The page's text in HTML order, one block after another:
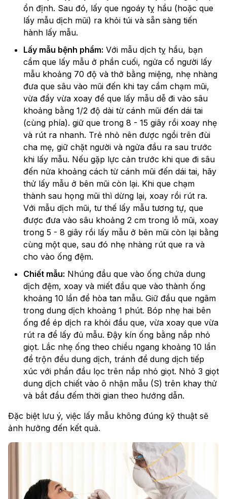
ổn định. Sau đó, lấy que ngoáy tỵ hầu (hoặc que
lấy mẫu dịch mũi) ra khỏi túi và sẵn sàng tiến
hành lấy mẫu.
Lấy mẫu bệnh phẩm: Với mẫu dịch tỵ hầu, bạn
cầm que lấy mẫu ở phần cuối, ngửa cổ người lấy
mẫu khoảng 70 độ và thở bằng miệng, nhẹ nhàng
đưa que sâu vào mũi đến khi tay cầm chạm mũi,
vừa đẩy vừa xoay để que lấy mẫu dễ đi vào sâu
khoảng bằng 1/2 độ dài từ cánh mũi đến dái tai
(cùng phía). giữ que trong 8 - 15 giây rồi xoay nhẹ
và rút ra nhanh. Trẻ nhỏ nên được ngồi trên đùi
cha mẹ, giữ chặt người và ngửa đầu ra sau trước
khi lấy mẫu. Nếu gặp lực cản trước khi que đi sâu
đến nửa khoảng cách từ cánh mũi đến dái tai, hãy
thử lấy mẫu ở bên mũi còn lại. Khi que chạm
thành sau họng mũi thì dừng lại, xoay rồi rút ra.
Với mẫu dịch mũi, tư thế lấy mẫu tương tự, que
được đưa vào sâu khoảng 2 cm trong lỗ mũi, xoay
trong 5 - 8 giây rồi lấy mẫu ở bên mũi còn lại bằng
cùng một que, sau đó nhẹ nhàng rút que ra và
cho vào ống đệm.
Chiết mẫu: Nhúng đầu que vào ống chứa dung
dịch đệm, xoay và miết đầu que vào thành ống
khoảng 10 lần để hòa tan mẫu. Giữ đầu que ngâm
trong dung dịch khoảng 1 phút. Bóp nhẹ hai bên
ống để ép dịch ra khỏi đầu que, vừa xoay que vừa
rút ra để lấy đủ mẫu. Đậy kín ống bằng nắp nhỏ
giọt. Lắc nhẹ ống theo chiều ngang khoảng 10 lần
để trộn đều dung dịch, tránh để dung dịch tiếp
xúc với phần đầu lọc trên nắp nhỏ giọt. Nhỏ 3 giọt
dung dịch chiết vào ô nhận mẫu (S) trên khay thử
và bắt đầu đếm thời gian theo hướng dẫn.
Đặc biệt lưu ý, việc lấy mẫu không đúng kỹ thuật sẽ
ảnh hưởng đến kết quả.